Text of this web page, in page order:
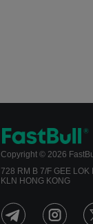
Copyright © 2026
728 RM B 7/F GEE
KLN HONG KONG